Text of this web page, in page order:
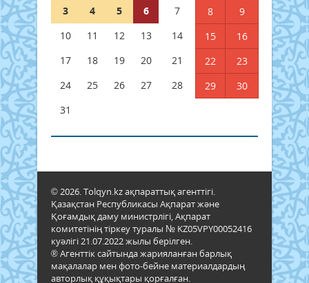
3
4 5 6 7 8
9
10
11 12 13 14 15
16
17
18 19 20 21 22
23
24
25 26 27 28 29
30
31
© 2026. Tolqyn.kz ақпараттық агенттігі.
Қазақстан Республикасы Ақпарат және
Қоғамдық даму министрлігі, Ақпарат
комитетінің тіркеу туралы № KZ05VPY00052416
куәлігі 21.07.2022 жылы берілген.
® Агенттік сайтында жарияланған барлық
мақалалар мен фото-бейне материалдардың
авторлық құқықтары қорғалған.